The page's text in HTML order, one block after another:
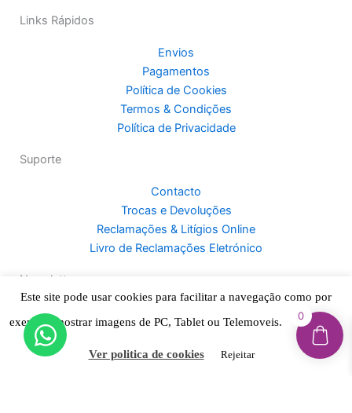
e
t
Links Rápidos
Envios
Pagamentos
Política de Cookies
Termos & Condições
Política de Privacidade
Suporte
Contacto
Trocas e Devoluções
Reclamações & Litígios Online
Livro de Reclamações Eletrónico
Newsletter
Inscreva-se e fique por dentro de novidades, promoções
exclusivas, dicas e muito mais!
Este site pode usar cookies para facilitar a navegação como por
exemplo mostrar imagens de PC, Tablet ou Telemoveis.
Aceitar
Ver politica de cookies Rejeitar
0